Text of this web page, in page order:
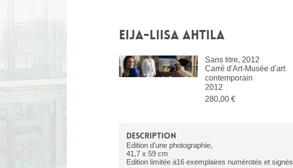
EIJA-LIISA AHTILA
Sans titre, 2012
Carré d'Art-Musée d'art
contemporain
2012
280,00 €
DESCRIPTION
Edition d'une photographie,
41,7 x 59 cm
Edition limitée à16 exemplaires numérotés et signés